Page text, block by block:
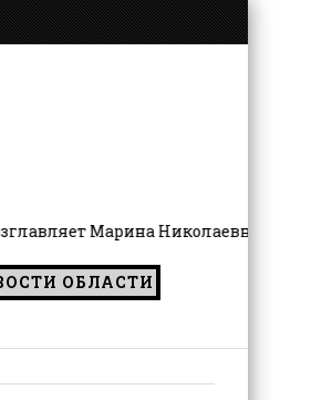
Марина Николаевна
ОБЛАСТИ